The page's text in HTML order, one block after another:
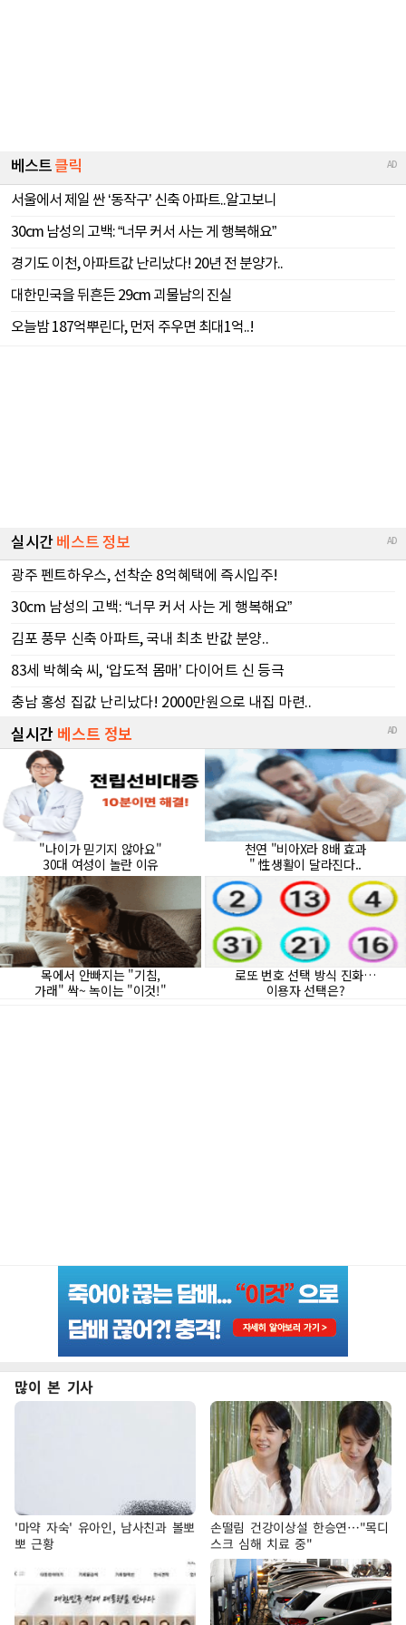
많이 본 기사
'마약 자숙' 유아인, 남사친과 볼뽀
뽀 근황
손떨림 건강이상설 한승연…"목디
스크 심해 치료 중"